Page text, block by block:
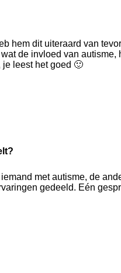
hem dit uiteraard van
de invloed van autisme,
leest het goed 🙂
met autisme, de
gedeeld. Eén